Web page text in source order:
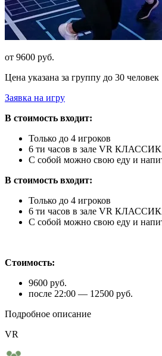
от 9600 руб.
Цена указана за группу до 30 человек
Заявка на игру
В стоимость входит:
Только до 4 игроков
6 ти часов в зале VR
С собой можно свою еду и
В стоимость входит:
Только до 4 игроков
6 ти часов в зале VR
С собой можно свою еду и
Стоимость:
9600 руб.
после 22:00 — 12500 руб.
Подробное описание
VR